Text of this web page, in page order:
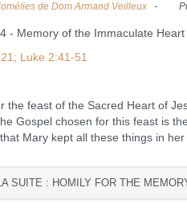
de Dom Armand Veilleux
- Memory of the Immaculate
Luke 2:41-51
of the Sacred Heart of
Gospel chosen for this feast is
Mary kept all these things in her
SUITE : HOMILY FOR THE